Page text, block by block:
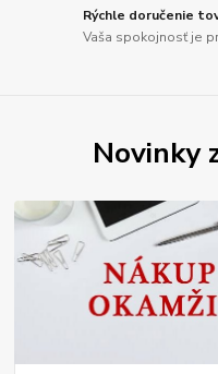
Rýchle doručenie
Vaša spokojnosť je
Novinky